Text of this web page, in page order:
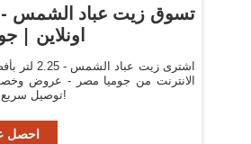
اونلاين |
اشترى زيت
الانترنت من جوميا مصر - عروض
توصيل سريع - اشترى الأن!
احصل